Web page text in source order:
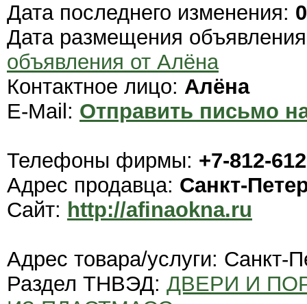
Дата последнего изменения:
Дата размещения
объявления от Алёна
Контактное лицо: Алёна
E-Mail: Отправить письмо
Телефоны фирмы: +7-812-
Адрес продавца: Санкт-
Сайт: http://afinaokna.ru
Адрес товара/услуги: Санкт-
Раздел ТНВЭД: ДВЕРИ И